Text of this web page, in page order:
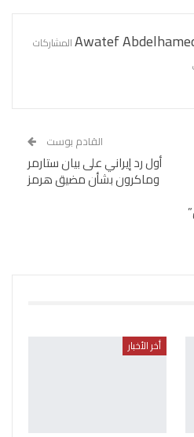
Awatef
القادم بوست
أول رد إيراني على بيان ستارمر
وماكرون بشأن مضيق هرمز
أخر الأخبار